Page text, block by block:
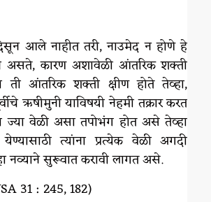
आले नाहीत तरी, नाउमेद न होणे हे
असते, कारण अशावेळी आंतरिक शक्ती
ती आंतरिक शक्ती क्षीण होते तेव्हा,
ऋषीमुनी याविषयी नेहमी तक्रार करत
वेळी असा तपोभंग होत असे तेव्हा
येण्यासाठी त्यांना प्रत्येक वेळी अगदी
नव्याने सुरूवात करावी लागत असे.
31 : 245, 182)